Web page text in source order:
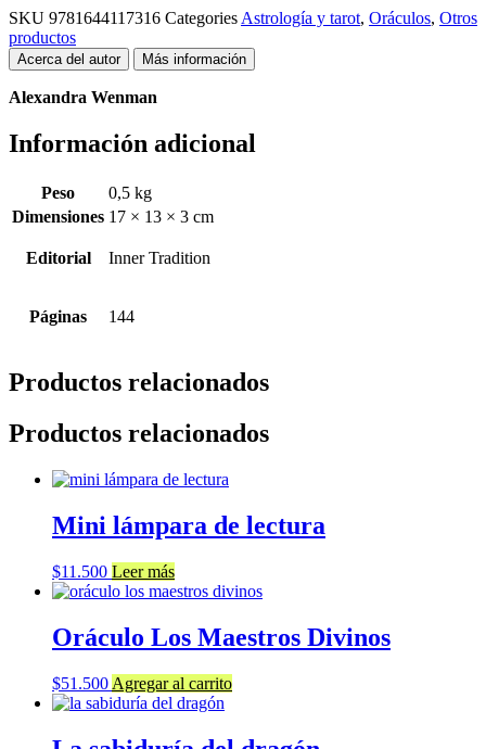
SKU 9781644117316 Categories Astrología y tarot, Oráculos, Otros
productos
Acerca del autor Más información
Alexandra Wenman
Información adicional
Peso
0,5 kg
Dimensiones 17 × 13 × 3 cm
Editorial Inner Tradition
Páginas 144
Productos relacionados
Productos relacionados
Mini lámpara de lectura
$11.500 Leer más
Oráculo Los Maestros Divinos
$51.500 Agregar al carrito